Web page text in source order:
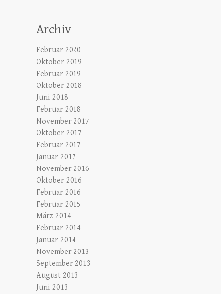
Archiv
Februar 2020
Oktober 2019
Februar 2019
Oktober 2018
Juni 2018
Februar 2018
November 2017
Oktober 2017
Februar 2017
Januar 2017
November 2016
Oktober 2016
Februar 2016
Februar 2015
März 2014
Februar 2014
Januar 2014
November 2013
September 2013
August 2013
Juni 2013